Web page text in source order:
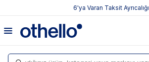
6'ya Varan Taksit Ayrıcalığı